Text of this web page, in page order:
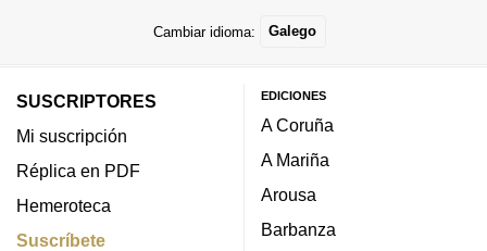
Cambiar idioma: Galego
SUSCRIPTORES
Mi suscripción
Réplica en PDF
Hemeroteca
Suscríbete
EDICIONES
A Coruña
A Mariña
Arousa
Barbanza